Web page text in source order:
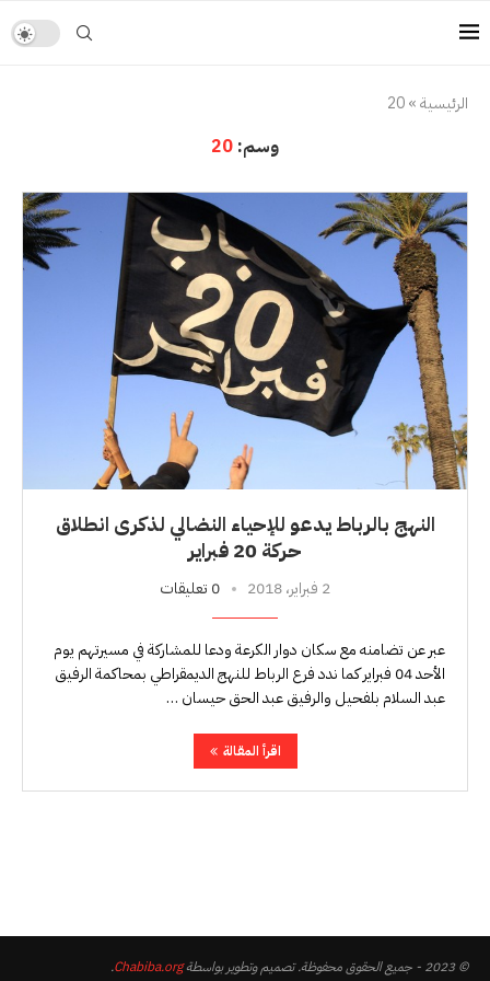
الرئيسية»
20
وسم: 20
النهج بالرباط يدعو للإحياء النضالي لذكرى انطلاق
حركة 20 فبراير
2 فبراير، 2018 0 تعليقات
عبر عن تضامنه مع سكان دوار الكرعة ودعا للمشاركة في مسيرتهم يوم
الأحد 04 فبراير كما ندد فرع الرباط للنهج الديمقراطي بمحاكمة الرفيق
عبد السلام بلفحيل والرفيق عبد الحق حيسان …
اقرأ المقالة
© 2023 - جميع الحقوق محفوظة. تصميم وتطوير بواسطة Chabiba.org
.